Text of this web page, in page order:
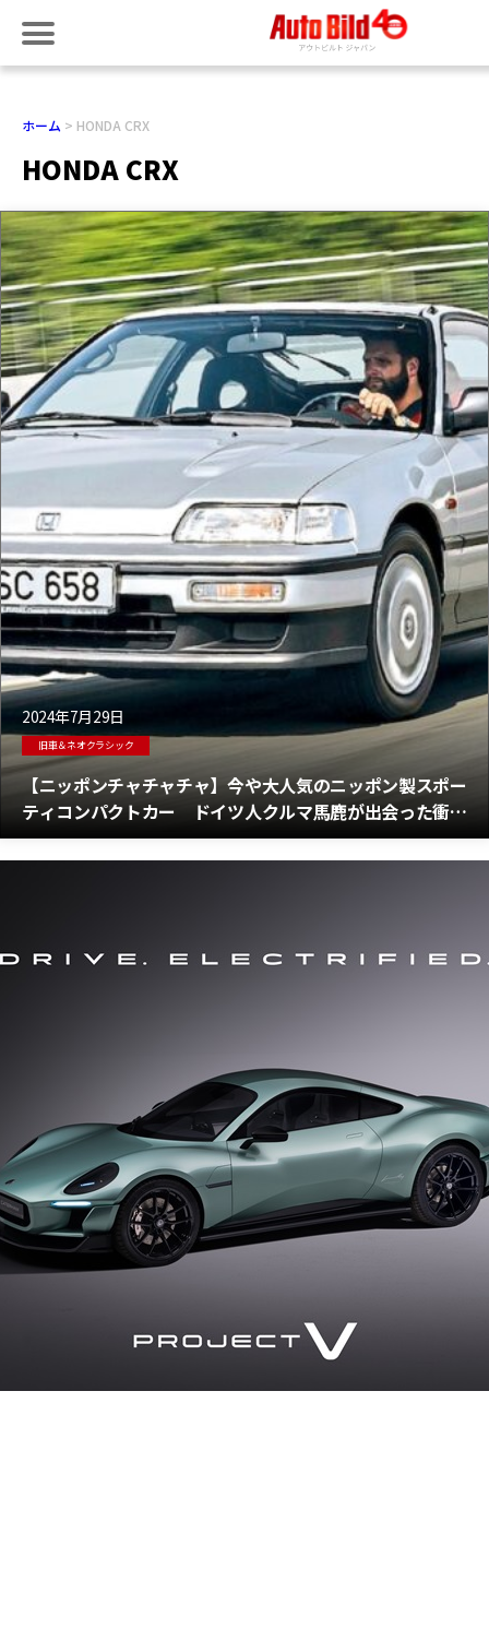
ホーム HONDA CRX
HONDA CRX
2024年7月29日
旧車＆ネオクラシック
【ニッポンチャチャチャ】今や大人気のニッポン製スポー
ティコンパクトカー ドイツ人クルマ馬鹿が出会った衝撃
の3台とは？